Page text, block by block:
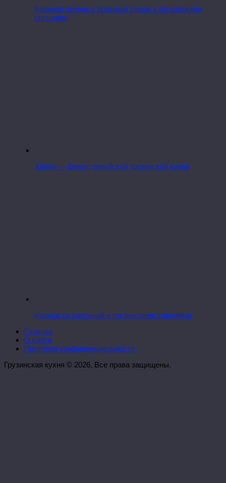
Куриная печень с красным луком и грузинскими
специями
Халия — блюдо еврейской грузинской кухни
Курица со сметаной и грузинскими специями
Главная
О сайте
Политика конфиденциальности
Грузинская кухня © 2026. Все права защищены.